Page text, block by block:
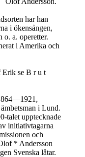
har han
i ökensången,
o. a. operetter.
i Amerika och
Erik se B r u t
i Lund.
talet upptecknade
initiativtagarna
och
* Andersson
Svenska låtar.